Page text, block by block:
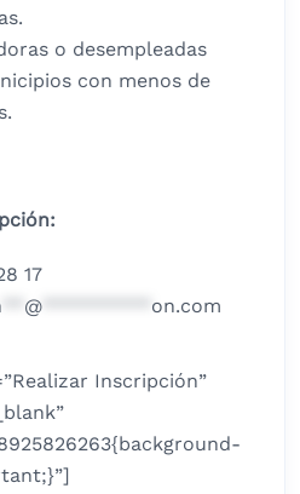
o desempleadas
con menos de
17
@ on.com
Inscripción”